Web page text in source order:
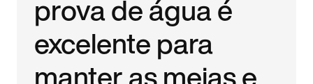
prova de água é
excelente para